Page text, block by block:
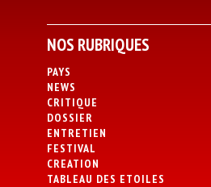
NOS RUBRIQUES
PAYS
NEWS
CRITIQUE
DOSSIER
ENTRETIEN
FESTIVAL
CREATION
TABLEAU DES ETOILES